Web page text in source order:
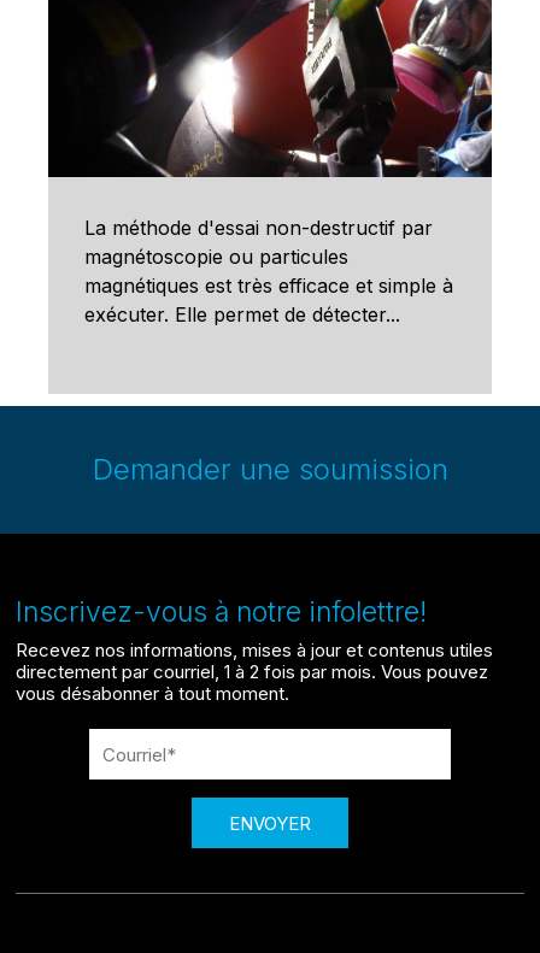
La méthode d'essai non-destructif par
magnétoscopie ou particules
magnétiques est très efficace et simple à
exécuter. Elle permet de détecter...
Demander une soumission
Inscrivez-vous à notre infolettre!
Recevez nos informations, mises à jour et contenus utiles
directement par courriel, 1 à 2 fois par mois. Vous pouvez
vous désabonner à tout moment.
ENVOYER